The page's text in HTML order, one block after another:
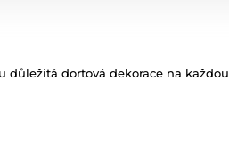
důležitá dortová dekorace na každou